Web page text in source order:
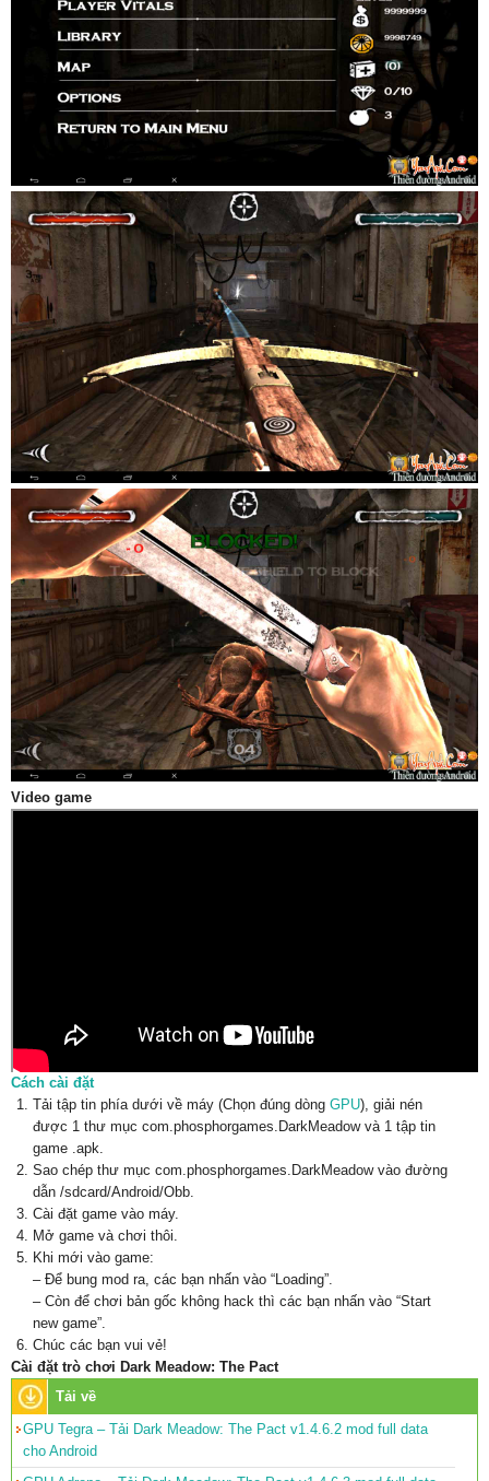
Video game
Cách cài đặt
Tải tập tin phía dưới về máy (Chọn đúng dòng GPU), giải nén
được 1 thư mục com.phosphorgames.DarkMeadow và 1 tập tin
game .apk.
Sao chép thư mục com.phosphorgames.DarkMeadow vào đường
dẫn /sdcard/Android/Obb.
Cài đặt game vào máy.
Mở game và chơi thôi.
Khi mới vào game:
– Để bung mod ra, các bạn nhấn vào “Loading”.
– Còn để chơi bản gốc không hack thì các bạn nhấn vào “Start
new game”.
Chúc các bạn vui vẻ!
Cài đặt trò chơi Dark Meadow: The Pact
Tải về
GPU Tegra – Tải Dark Meadow: The Pact v1.4.6.2 mod full data
cho Android